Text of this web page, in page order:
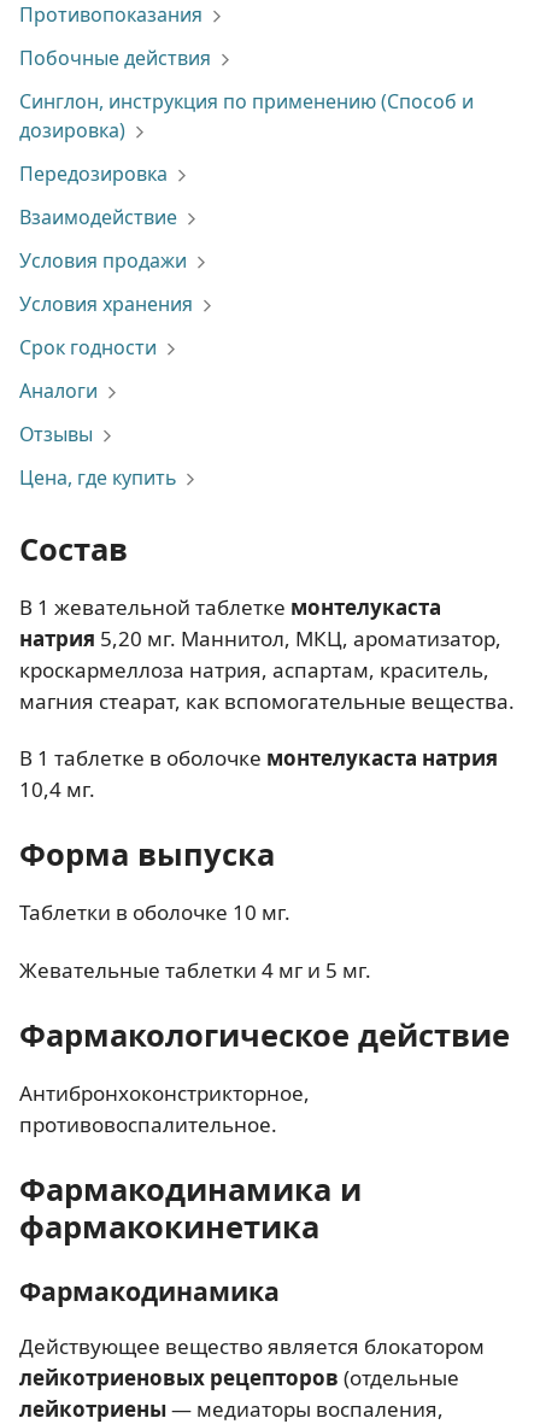
Противопоказания
Побочные действия
Синглон, инструкция по применению (Способ и
дозировка)
Передозировка
Взаимодействие
Условия продажи
Условия хранения
Срок годности
Аналоги
Отзывы
Цена, где купить
Состав
В 1 жевательной таблетке монтелукаста
натрия 5,20 мг. Маннитол, МКЦ, ароматизатор,
кроскармеллоза натрия, аспартам, краситель,
магния стеарат, как вспомогательные вещества.
В 1 таблетке в оболочке монтелукаста натрия
10,4 мг.
Форма выпуска
Таблетки в оболочке 10 мг.
Жевательные таблетки 4 мг и 5 мг.
Фармакологическое действие
Антибронхоконстрикторное,
противовоспалительное.
Фармакодинамика и
фармакокинетика
Фармакодинамика
Действующее вещество является блокатором
лейкотриеновых рецепторов (отдельные
лейкотриены— медиаторы воспаления,